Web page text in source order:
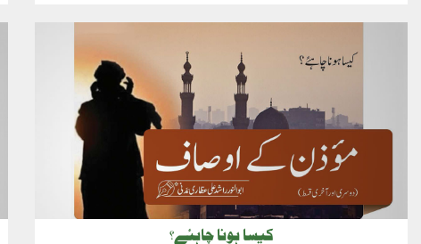
کیسا ہونا چاہئے؟